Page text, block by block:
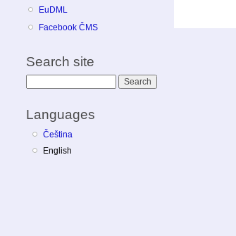
EuDML
Facebook ČMS
Search site
Languages
Čeština
English